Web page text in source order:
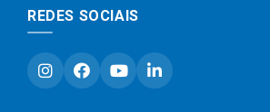
REDES SOCIAIS